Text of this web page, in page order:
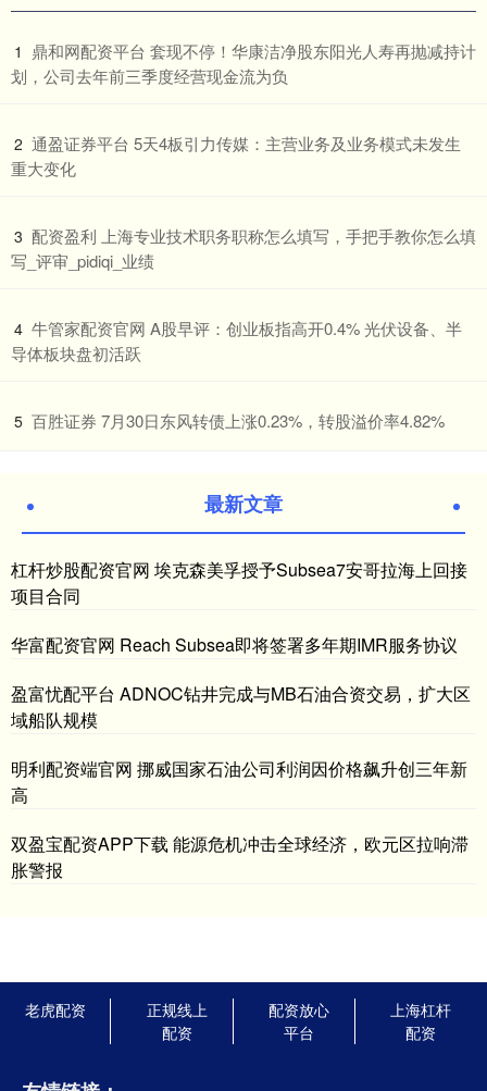
1 ​鼎和网配资平台 套现不停！华康洁净股东阳光人寿再抛减持计
划，公司去年前三季度经营现金流为负
2 ​通盈证券平台 5天4板引力传媒：主营业务及业务模式未发生
重大变化
3 ​配资盈利 上海专业技术职务职称怎么填写，手把手教你怎么填
写_评审_pidiqi_业绩
4 ​牛管家配资官网 A股早评：创业板指高开0.4% 光伏设备、半
导体板块盘初活跃
5 ​百胜证券 7月30日东风转债上涨0.23%，转股溢价率4.82%
最新文章
杠杆炒股配资官网 埃克森美孚授予Subsea7安哥拉海上回接
项目合同
华富配资官网 Reach Subsea即将签署多年期IMR服务协议
盈富忧配平台 ADNOC钻井完成与MB石油合资交易，扩大区
域船队规模
明利配资端官网 挪威国家石油公司利润因价格飙升创三年新
高
双盈宝配资APP下载 能源危机冲击全球经济，欧元区拉响滞
胀警报
老虎配资
正规线上
配资
配资放心
平台
上海杠杆
配资